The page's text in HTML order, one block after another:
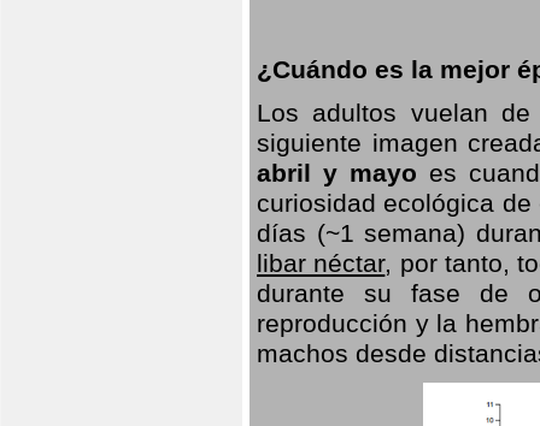
¿Cuándo es la mejor
Los adultos vuelan
siguiente imagen
abril y mayo es
curiosidad ecológica
días (~1 semana)
libar néctar, por tanto,
durante su fase de
reproducción y la
machos desde